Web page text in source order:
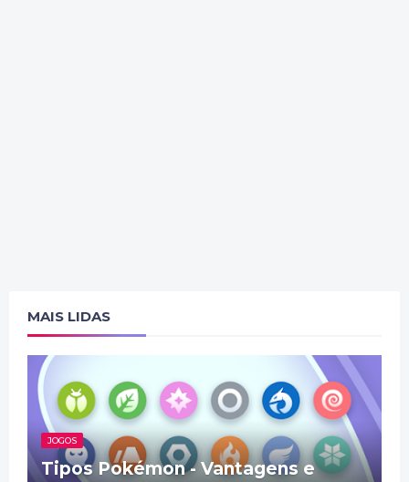
MAIS LIDAS
JOGOS
Tipos Pokémon - Vantagens e